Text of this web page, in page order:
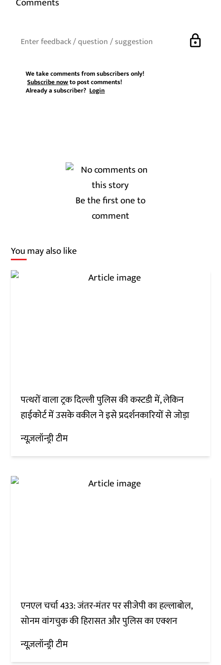
lock
We take comments from subscribers only!
Subscribe nowto post comments!
Already a subscriber?Login
Be the first one to
comment
You may also like
पत्थरों वाला ट्रक दिल्ली पुलिस की कस्टडी में, लेकिन
हाईकोर्ट में उसके वकील ने इसे प्रदर्शनकारियों से जोड़ा
न्यूज़लॉन्ड्री टीम
एनएल चर्चा 433: जंतर-मंतर पर सीजेपी का हल्लाबोल,
सोनम वांगचुक की हिरासत और पुलिस का एक्शन
न्यूज़लॉन्ड्री टीम